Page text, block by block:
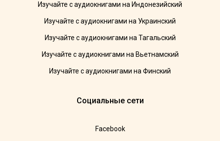
Изучайте с аудиокнигами на Индонезийский
Изучайте с аудиокнигами на Украинский
Изучайте с аудиокнигами на Тагальский
Изучайте с аудиокнигами на Вьетнамский
Изучайте с аудиокнигами на Финский
Социальные сети
Facebook